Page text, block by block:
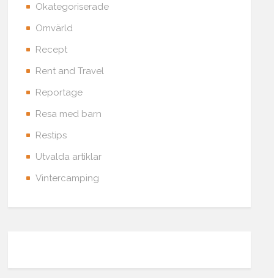
Okategoriserade
Omvärld
Recept
Rent and Travel
Reportage
Resa med barn
Restips
Utvalda artiklar
Vintercamping